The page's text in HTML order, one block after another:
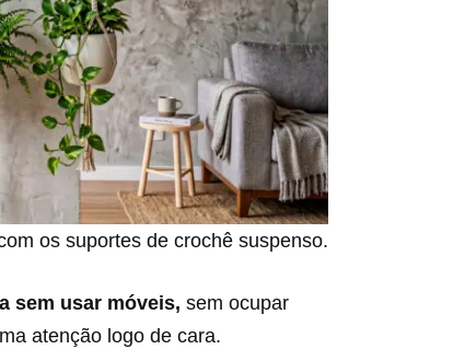
os suportes de crochê suspenso.
sem usar móveis, sem ocupar
atenção logo de cara.